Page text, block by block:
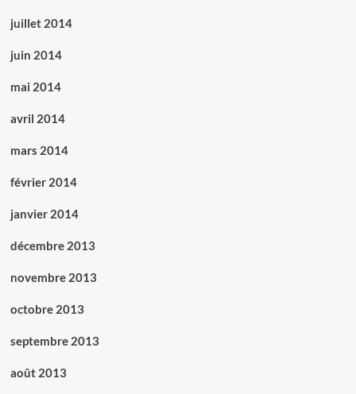
juillet 2014
juin 2014
mai 2014
avril 2014
mars 2014
février 2014
janvier 2014
décembre 2013
novembre 2013
octobre 2013
septembre 2013
août 2013